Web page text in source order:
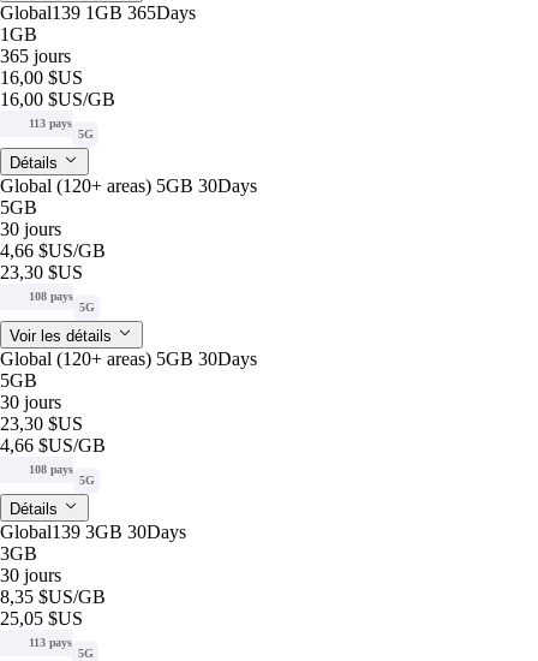
Global139 1GB 365Days
1GB
365 jours
16,00 $US
16,00 $US/GB
113 pays
5G
Détails
Global (120+ areas) 5GB 30Days
5GB
30 jours
4,66 $US/GB
23,30 $US
108 pays
5G
Voir les détails
Global (120+ areas) 5GB 30Days
5GB
30 jours
23,30 $US
4,66 $US/GB
108 pays
5G
Détails
Global139 3GB 30Days
3GB
30 jours
8,35 $US/GB
25,05 $US
113 pays
5G